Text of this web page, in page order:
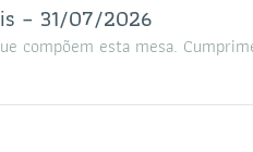
– 31/07/2026
compõem esta mesa.